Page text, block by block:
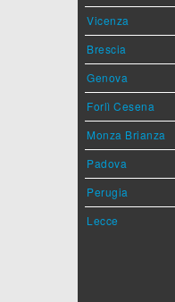
Vicenza
Brescia
Genova
Forlì Cesena
Monza Brianza
Padova
Perugia
Lecce